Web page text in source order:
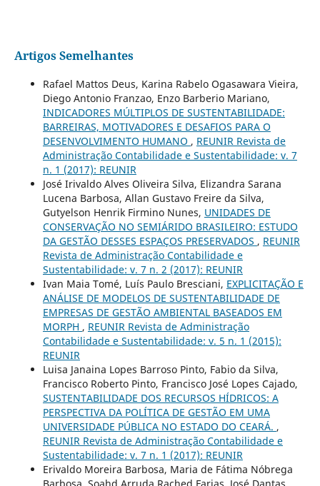
Artigos Semelhantes
Rafael Mattos Deus, Karina Rabelo Ogasawara Vieira,
Diego Antonio Franzao, Enzo Barberio Mariano,
INDICADORES MÚLTIPLOS DE SUSTENTABILIDADE:
BARREIRAS, MOTIVADORES E DESAFIOS PARA O
DESENVOLVIMENTO HUMANO , REUNIR Revista de
Administração Contabilidade e Sustentabilidade: v. 7
n. 1 (2017): REUNIR
José Irivaldo Alves Oliveira Silva, Elizandra Sarana
Lucena Barbosa, Allan Gustavo Freire da Silva,
Gutyelson Henrik Firmino Nunes, UNIDADES DE
CONSERVAÇÃO NO SEMIÁRIDO BRASILEIRO: ESTUDO
DA GESTÃO DESSES ESPAÇOS PRESERVADOS , REUNIR
Revista de Administração Contabilidade e
Sustentabilidade: v. 7 n. 2 (2017): REUNIR
Ivan Maia Tomé, Luís Paulo Bresciani, EXPLICITAÇÃO E
ANÁLISE DE MODELOS DE SUSTENTABILIDADE DE
EMPRESAS DE GESTÃO AMBIENTAL BASEADOS EM
MORPH , REUNIR Revista de Administração
Contabilidade e Sustentabilidade: v. 5 n. 1 (2015):
REUNIR
Luisa Janaina Lopes Barroso Pinto, Fabio da Silva,
Francisco Roberto Pinto, Francisco José Lopes Cajado,
SUSTENTABILIDADE DOS RECURSOS HÍDRICOS: A
PERSPECTIVA DA POLÍTICA DE GESTÃO EM UMA
UNIVERSIDADE PÚBLICA NO ESTADO DO CEARÁ. ,
REUNIR Revista de Administração Contabilidade e
Sustentabilidade: v. 7 n. 1 (2017): REUNIR
Erivaldo Moreira Barbosa, Maria de Fátima Nóbrega